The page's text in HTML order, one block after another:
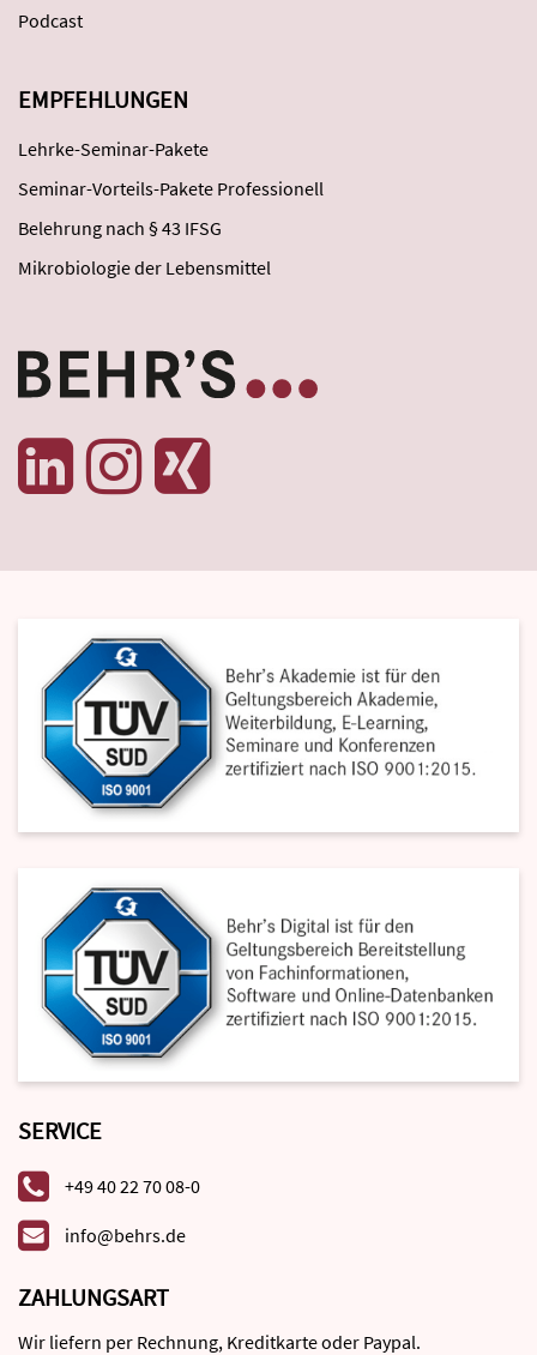
Podcast
EMPFEHLUNGEN
Lehrke-Seminar-Pakete
Seminar-Vorteils-Pakete Professionell
Belehrung nach § 43 IFSG
Mikrobiologie der Lebensmittel
SERVICE
+49 40 22 70 08-0
info@behrs.de
ZAHLUNGSART
Wir liefern per Rechnung, Kreditkarte oder Paypal.